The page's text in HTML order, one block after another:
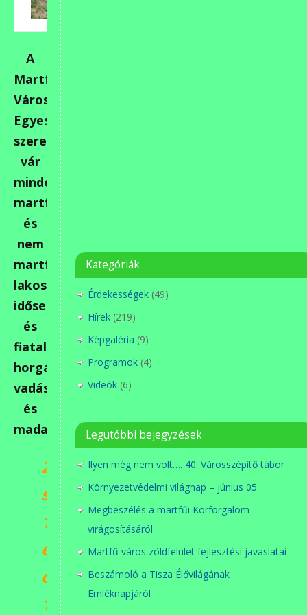
A
Martfűi
Városszépítő
Egyesület
szeretettel
vár
minden
martfűi
és
nem
martfűi
lakost,
időset
és
fiatalt,
horgászt,
vadászt
és
madarászt
2019.
szeptember
12.-
én
csütörtökön
16
Kategóriák
Érdekességek (49)
Hírek (219)
Képgaléria (9)
Programok (4)
Videók (6)
Legutóbbi bejegyzések
Ilyen még nem volt…. 40. Városszépítő tábor
Környezetvédelmi világnap – június 05.
Megbeszélés a martfűi Körforgalom
virágosításáról
Martfű város zöldfelület fejlesztési javaslatai
Beszámoló a Tisza Élővilágának
Emléknapjáról